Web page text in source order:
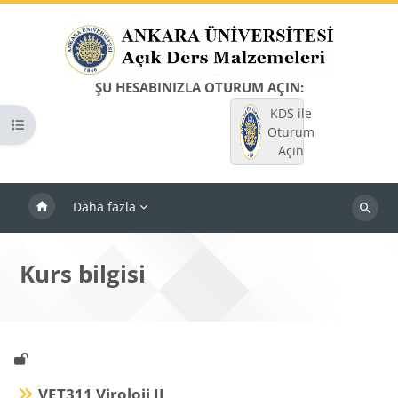
ŞU HESABINIZLA OTURUM AÇIN:
KDS ile
Oturum
Açın
Daha fazla
Dersleri
Kurs dizinini aç
Kurs bilgisi